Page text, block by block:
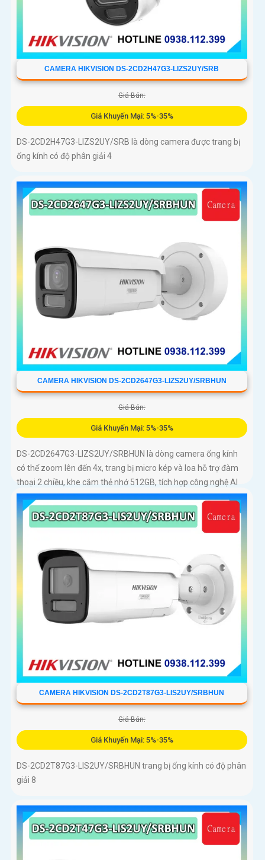
CAMERA HIKVISION DS-2CD2H47G3-LIZS2UY/SRB
Giá Bán:
Giá Khuyến Mại: 5%-35%
DS-2CD2H47G3-LIZS2UY/SRB là dòng camera được trang bị
ống kính có độ phân giải 4
CAMERA HIKVISION DS-2CD2647G3-LIZS2UY/SRBHUN
Giá Bán:
Giá Khuyến Mại: 5%-35%
DS-2CD2647G3-LIZS2UY/SRBHUN là dòng camera ống kính
có thể zoom lên đến 4x, trang bị micro kép và loa hỗ trợ đàm
thoại 2 chiều, khe cắm thẻ nhớ 512GB, tích hợp công nghệ AI
trong việc cân bằng màu sáng trong điều kiện ánh sáng yếu,
ống kính có độ phân giải 4
CAMERA HIKVISION DS-2CD2T87G3-LIS2UY/SRBHUN
Giá Bán:
Giá Khuyến Mại: 5%-35%
DS-2CD2T87G3-LIS2UY/SRBHUN trang bị ống kính có độ phân
giải 8